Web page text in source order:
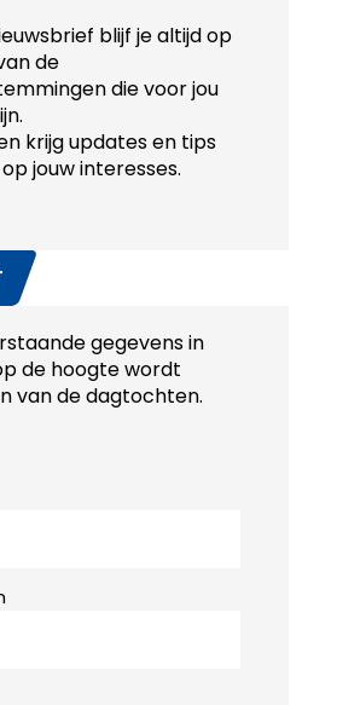
blijf je altijd op
de
die voor jou
krijg updates en tips
jouw interesses.
gegevens in
de hoogte wordt
van de dagtochten.